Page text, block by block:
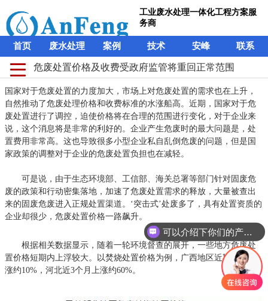
工业废水处理一体化工程方案服
务商
首页 废水处理 案例 技术 安峰 联系
危废处置价格及收费受政府监管将重回正常范围
国家对于危废处置的力度加大，市场上对危废处置的需求也在上升，
自然推动了危废处理价格和收费标准的水涨船高。近期，国家对于危
废处置进行了调控，迫使价格将在合理的范围进行变化，对于企业来
说，这个消息将是非常的利好的。企业产生危废时的最大问题是，处
置费用非常高。这也导致很多小型企业私自乱倒危废的问题，但是国
家政策的调整对于企业的危废处置负担也在减轻。
可是说，由于生态环境部、工信部、海关总署等部门针对固废危
废的政策和行动密集落地，加速了危废处置需求的释放，大量被查出
来的固废危废进入正规处置渠道。‘突击式’处废多了，具有处置资质的
企业却很少，危废处置价格一路飙升。
根据相关数据显示，随着一轮环境督查的展开，一些地方危废处
置价格短期内上浮较大。以焚烧处置价格为例，广西地区近期价格上
涨约10%，河北近3个月上涨约60%。
可以介绍下你们的产品么？